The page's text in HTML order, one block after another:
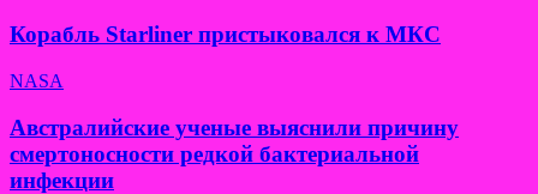
Корабль Starliner пристыковался к МКС
NASA
Австралийские ученые выяснили причину
смертоносности редкой бактериальной
инфекции